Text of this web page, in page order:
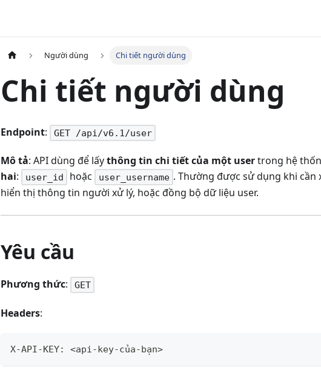
Người dùng Chi tiết người dùng
Chi tiết người dùng
Endpoint: GET /api/v6.1/user
Mô tả: API dùng để lấythông tin chi tiết của một usertrong hệ
hai: user_id hoặc user_username . Thường được sử dụng khi cần
hiển thị thông tin người xử lý, hoặc đồng bộ dữ liệu user.
Yêu cầu
Phương thức: GET
Headers:
X-API-KEY: <api-key-của-bạn>